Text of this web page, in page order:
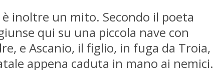
è inoltre un mito. Secondo il poeta
qui su una piccola nave con
e Ascanio, il figlio, in fuga da Troia,
appena caduta in mano ai nemici.